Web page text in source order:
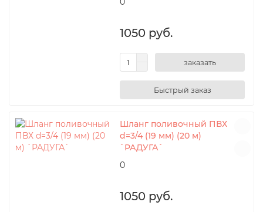
1050 руб.
заказать
Шланг поливочный ПВХ
d=3/4 (19 мм) (20 м)
`РАДУГА`
0
1050 руб.